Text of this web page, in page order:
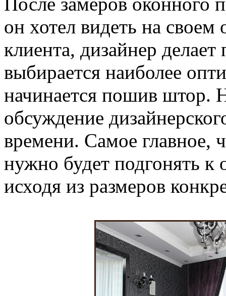
он хотел видеть на
клиента, дизайнер
выбирается наиболее
начинается пошив штор.
обсуждение
времени. Самое главное,
нужно будет подгонять
исходя из размеров